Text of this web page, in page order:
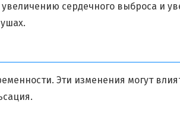
сердечного выброса и
Эти изменения могут